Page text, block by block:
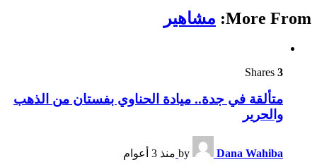
More From: مشاهير
3
متألقة في جدة.. ميادة الحناوي بفستان من الذهب
والحرير
by Dana Wahiba منذ 3 أعوام